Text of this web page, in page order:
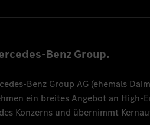
Benz Group.
Benz Group AG (ehemals
ein breites Angebot an High-
Konzerns und übernimmt